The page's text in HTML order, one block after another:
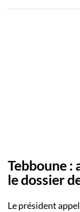
Tebboune :
le dossier
Le président